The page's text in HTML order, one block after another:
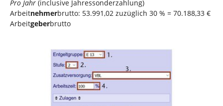
Pro Jahr (inclusive Jahressonderzahlung)
Arbeitnehmerbrutto: 53.991,02 zuzüglich 30 % = 70.188,33 €
Arbeitgeberbrutto